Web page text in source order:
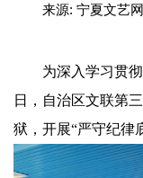
来源: 宁夏文艺网
为深入学习贯彻
日，自治区文联第
狱，开展“严守纪律